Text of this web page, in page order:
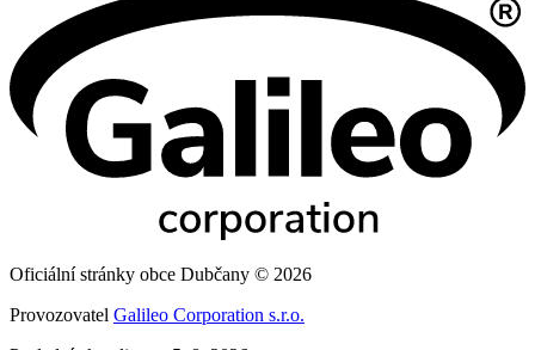
Oficiální stránky obce Dubčany © 2026
Provozovatel Galileo Corporation s.r.o.